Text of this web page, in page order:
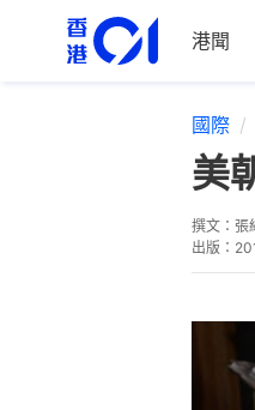
港聞
國際
美
撰文： 張
出版：